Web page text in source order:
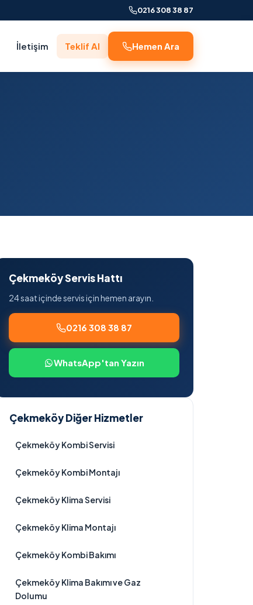
0216 308 38 87
İletişim Teklif Al Hemen Ara
Çekmeköy Servis Hattı
24 saat içinde servis için hemen arayın.
0216 308 38 87
WhatsApp'tan Yazın
Çekmeköy Diğer Hizmetler
Çekmeköy Kombi Servisi
Çekmeköy Kombi Montajı
Çekmeköy Klima Servisi
Çekmeköy Klima Montajı
Çekmeköy Kombi Bakımı
Çekmeköy Klima Bakımı ve Gaz
Dolumu